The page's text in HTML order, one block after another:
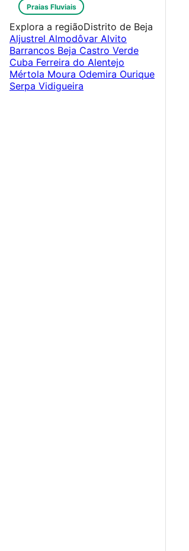
Praias Fluviais
Explora a regiãoDistrito de Beja
Aljustrel Almodôvar Alvito
Barrancos Beja Castro Verde
Cuba Ferreira do Alentejo
Mértola Moura Odemira Ourique
Serpa Vidigueira